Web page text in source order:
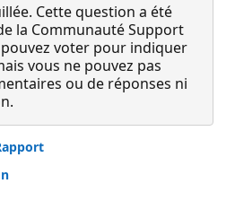
Cette question a été
la Communauté Support
voter pour indiquer
vous ne pouvez pas
ou de réponses ni